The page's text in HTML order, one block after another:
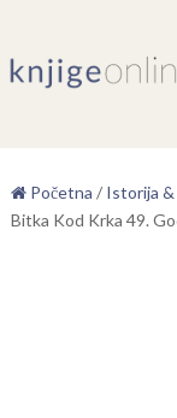
Početna / Istorija
Bitka Kod Krka 49.